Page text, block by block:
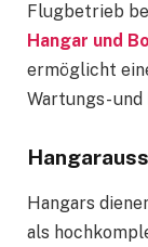
Flugbetrieb
Hangar und
ermöglicht
Wartungs-
Hangars
als